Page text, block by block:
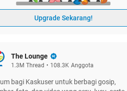
Upgrade Sekarang!
The Lounge
1.3M Thread • 108.3K Anggota
bagi Kaskuser untuk berbagi gosip,